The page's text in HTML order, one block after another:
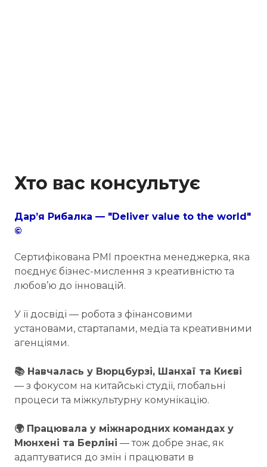
Хто вас консультує
Дар’я Рибалка — "Deliver value to the world"
©
Сертифікована PMI проектна менеджерка, яка
поєднує бізнес-мислення з креативністю та
любов’ю до інновацій.
У її досвіді — робота з фінансовими
установами, стартапами, медіа та креативними
агенціями.
📚 Навчалась у Вюрцбурзі, Шанхаї та Києві
— з фокусом на китайські студії, глобальні
процеси та міжкультурну комунікацію.
🌍 Працювала у міжнародних командах у
Мюнхені та Берліні — тож добре знає, як
адаптуватися до змін і працювати в